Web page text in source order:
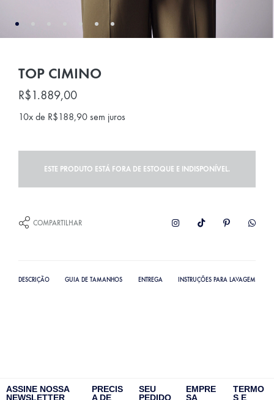
TOP CIMINO
R$1.889,00
10x de R$188,90 sem juros
ESTE PRODUTO ESTÁ FORA DE ESTOQUE E INDISPONÍVEL.
COMPARTILHAR
DESCRIÇÃO GUIA DE TAMANHOS ENTREGA INSTRUÇÕES PARA LAVAGEM
ASSINE NOSSA
NEWSLETTER
PRECIS
A DE
SEU
PEDIDO
EMPRE
SA
TERMO
S E